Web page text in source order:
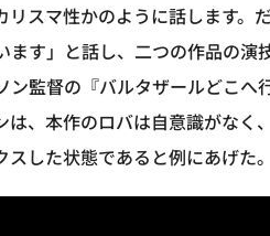
スマ性かのように話します。
ます」と話し、二つの作品の演
ン監督の『バルタザールどこ
は、本作のロバは自意識がな
した状態であると例にあげた。